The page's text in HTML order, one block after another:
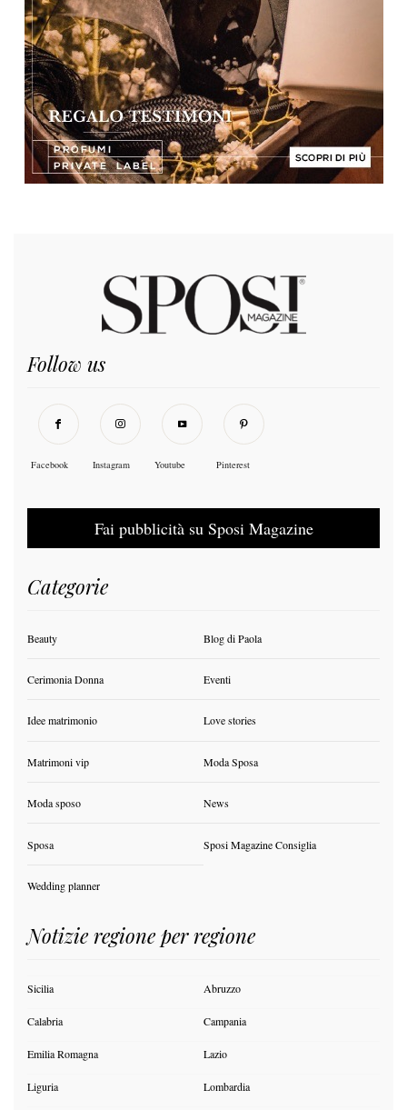
Follow us
Facebook Instagram Youtube Pinterest
Fai pubblicità su Sposi Magazine
Categorie
Beauty Blog di Paola
Cerimonia Donna Eventi
Idee matrimonio Love stories
Matrimoni vip Moda Sposa
Moda sposo News
Sposa Sposi Magazine Consiglia
Wedding planner
Notizie regione per regione
Sicilia Abruzzo
Calabria Campania
Emilia Romagna Lazio
Liguria Lombardia